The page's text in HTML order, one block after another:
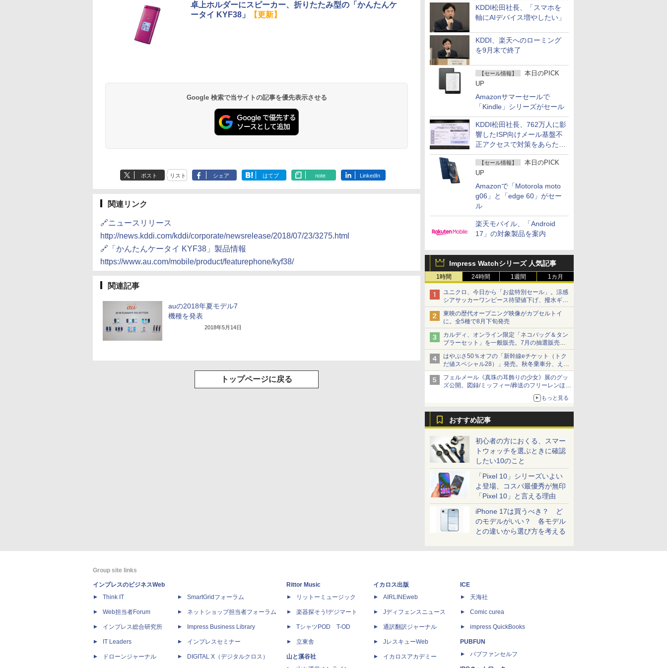
KDDI松田社長、「スマホを
軸にAIデバイス増やしたい」
KDDI、楽天へのローミング
を9月末で終了
【セール情報】
本日のPICK
UP
Amazonサマーセールで
「Kindle」シリーズがセール
KDDI松田社長、762万人に影
響したISP向けメール基盤不
正アクセスで対策をあらため
て説明
【セール情報】
本日のPICK
UP
Amazonで「Motorola moto
g06」と「edge 60」がセー
ル
楽天モバイル、「Android
17」の対象製品を案内
Impress Watchシリーズ 人気記事
1時間 24時間 1週間 1カ月
ユニクロ、今日から「お盆特別セール」。涼感
シアサッカーワンピース待望値下げ、撥水ギア
ショーツは1990円に
東映の歴代オープニング映像がカプセルトイ
に。全5種で8月下旬発売
カルディ、オンライン限定「ネコバッグ＆タン
ブラーセット」を一般販売。7月の抽選販売の
当選無効分
はやぶさ50％オフの「新幹線eチケット（トク
だ値スペシャル28）」発売。秋冬乗車分、えき
ねっと限定
フェルメール《真珠の耳飾りの少女》展のグッ
ズ公開。図録/ミッフィー/葬送のフリーレンほ
もっと見る
おすすめ記事
初心者の方におくる、スマー
トウォッチを選ぶときに確認
したい10のこと
「Pixel 10」シリーズいよい
よ登場、コスパ最優秀が無印
「Pixel 10」と言える理由
iPhone 17は買うべき？ ど
のモデルがいい？ 各モデル
との違いから選び方を考える
卓上ホルダーにスピーカー、折りたたみ型の「かんたんケ
ータイ KYF38」
【更新】
Google 検索で当サイトの記事を優先表示させる
ポスト リスト シェア はてブ note LinkedIn
関連リンク
🔗ニュースリリース
http://news.kddi.com/kddi/corporate/newsrelease/2018/07/23/3275.html
🔗「かんたんケータイ KYF38」製品情報
https://www.au.com/mobile/product/featurephone/kyf38/
関連記事
auの2018年夏モデル7
機種を発表
2018年5月14日
トップページに戻る
Group site links
インプレスのビジネスWeb
Think IT
Web担当者Forum
インプレス総合研究所
IT Leaders
ドローンジャーナル
SmartGridフォーラム
ネットショップ担当者フォーラム
Impress Business Library
インプレスセミナー
DIGITAL X（デジタルクロス）
Rittor Music
リットーミュージック
楽器探そう!デジマート
TシャツPOD T-OD
立東舎
山と溪谷社
イカロス出版
AIRLINEweb
Jディフェンスニュース
通訳翻訳ジャーナル
JレスキューWeb
イカロスアカデミー
ICE
天海社
Comic curea
impress QuickBooks
PUBFUN
パブファンセルフ